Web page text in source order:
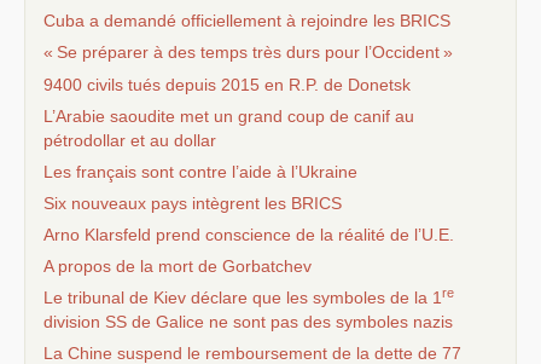
Cuba a demandé officiellement à rejoindre les BRICS
« Se préparer à des temps très durs pour l’Occident»
9400 civils tués depuis 2015 en R.P. de Donetsk
L’Arabie saoudite met un grand coup de canif au
pétrodollar et au dollar
Les français sont contre l’aide à l’Ukraine
Six nouveaux pays intègrent les BRICS
Arno Klarsfeld prend conscience de la réalité de l’U.E.
A propos de la mort de Gorbatchev
Le tribunal de Kiev déclare que les symboles de la 1 re
division SS de Galice ne sont pas des symboles nazis
La Chine suspend le remboursement de la dette de 77